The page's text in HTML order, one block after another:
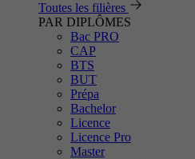
Toutes les filières
PAR DIPLÔMES
Bac PRO
CAP
BTS
BUT
Prépa
Bachelor
Licence
Licence Pro
Master